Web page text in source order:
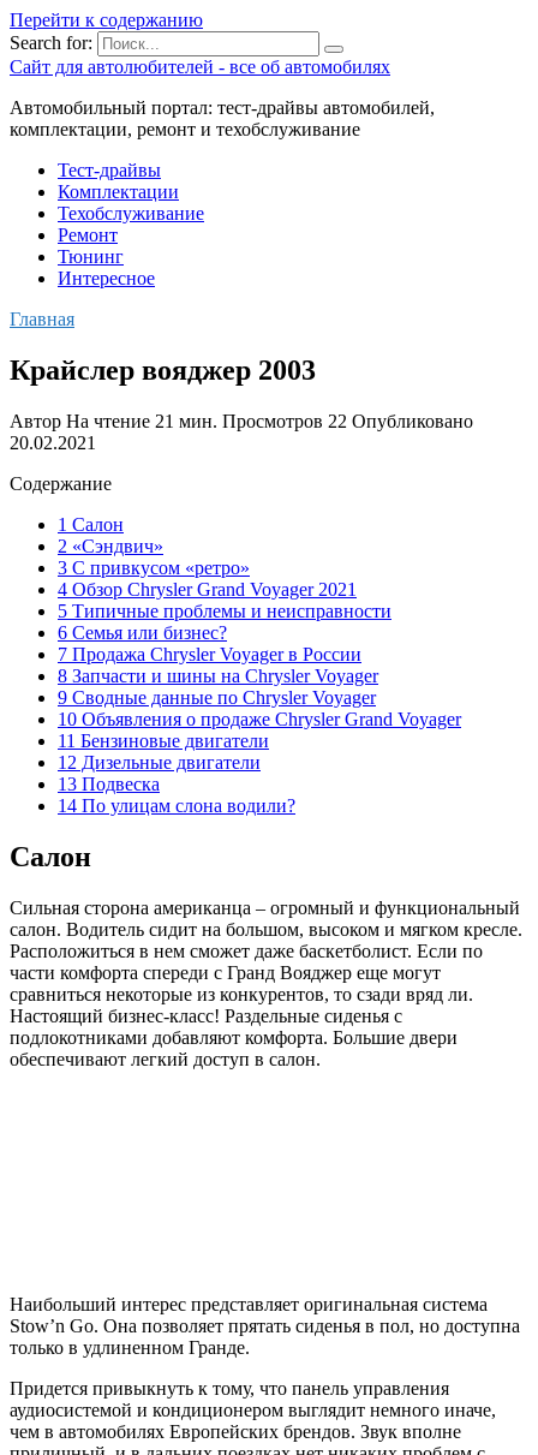
Перейти к содержанию
Search for:
Сайт для автолюбителей - все об автомобилях
Автомобильный портал: тест-драйвы автомобилей,
комплектации, ремонт и техобслуживание
Тест-драйвы
Комплектации
Техобслуживание
Ремонт
Тюнинг
Интересное
Главная
Крайслер вояджер 2003
Автор На чтение 21 мин. Просмотров 22 Опубликовано
20.02.2021
Содержание
1 Салон
2 «Сэндвич»
3 С привкусом «ретро»
4 Обзор Chrysler Grand Voyager 2021
5 Типичные проблемы и неисправности
6 Семья или бизнес?
7 Продажа Chrysler Voyager в России
8 Запчасти и шины на Chrysler Voyager
9 Сводные данные по Chrysler Voyager
10 Объявления о продаже Chrysler Grand Voyager
11 Бензиновые двигатели
12 Дизельные двигатели
13 Подвеска
14 По улицам слона водили?
Салон
Сильная сторона американца – огромный и функциональный
салон. Водитель сидит на большом, высоком и мягком кресле.
Расположиться в нем сможет даже баскетболист. Если по
части комфорта спереди с Гранд Вояджер еще могут
сравниться некоторые из конкурентов, то сзади вряд ли.
Настоящий бизнес-класс! Раздельные сиденья с
подлокотниками добавляют комфорта. Большие двери
обеспечивают легкий доступ в салон.
Наибольший интерес представляет оригинальная система
Stow’n Go. Она позволяет прятать сиденья в пол, но доступна
только в удлиненном Гранде.
Придется привыкнуть к тому, что панель управления
аудиосистемой и кондиционером выглядит немного иначе,
чем в автомобилях Европейских брендов. Звук вполне